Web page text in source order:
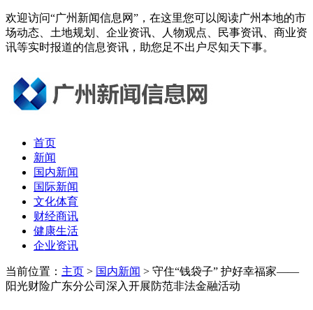
欢迎访问“广州新闻信息网”，在这里您可以阅读广州本地的市
场动态、土地规划、企业资讯、人物观点、民事资讯、商业资
讯等实时报道的信息资讯，助您足不出户尽知天下事。
首页
新闻
国内新闻
国际新闻
文化体育
财经商讯
健康生活
企业资讯
当前位置： 主页 > 国内新闻 > 守住“钱袋子” 护好幸福家——
阳光财险广东分公司深入开展防范非法金融活动